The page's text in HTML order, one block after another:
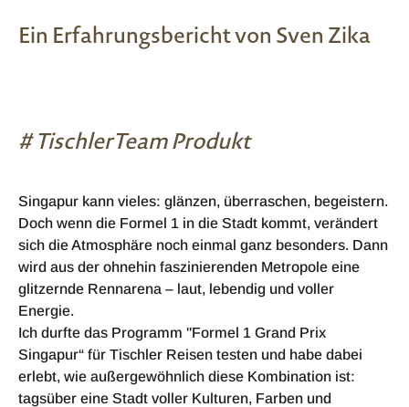
Ein Erfahrungsbericht von Sven Zika
# TischlerTeam Produkt
Singapur kann vieles: glänzen, überraschen, begeistern.
Doch wenn die Formel 1 in die Stadt kommt, verändert
sich die Atmosphäre noch einmal ganz besonders. Dann
wird aus der ohnehin faszinierenden Metropole eine
glitzernde Rennarena – laut, lebendig und voller
Energie.
Ich durfte das Programm "Formel 1 Grand Prix
Singapur“ für Tischler Reisen testen und habe dabei
erlebt, wie außergewöhnlich diese Kombination ist:
tagsüber eine Stadt voller Kulturen, Farben und